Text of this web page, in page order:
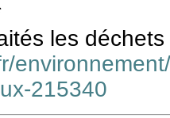
les
215340